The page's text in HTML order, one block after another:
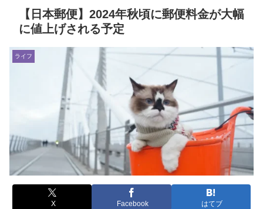
【日本郵便】2024年秋頃に郵便料金が大幅
に値上げされる予定
ライフ
X Facebook はてブ